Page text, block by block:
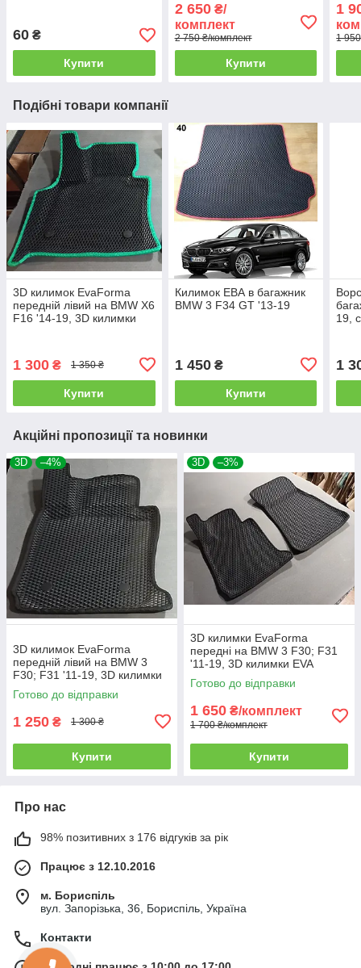
60 ₴
Купити
2 650₴/
комплект
2 750 ₴/комплект
Купити
1
1
Подібні товари компанії
3D килимок EvaForma
передній лівий на BMW X6
F16 '14-19, 3D килимки
1 300 ₴ 1 350 ₴
Купити
Килимок ЕВА в багажник
BMW 3 F34 GT '13-19
1 450₴
Купити
19,
1
Акційні пропозиції та новинки
3D –4%
3D килимок EvaForma
передній лівий на BMW 3
F30; F31 '11-19, 3D килимки
EVA
Готово до відправки
1 250 ₴ 1 300 ₴
Купити
3D –3%
3D килимки EvaForma
передні на BMW 3 F30; F31
'11-19, 3D килимки EVA
Готово до відправки
1 650 ₴/комплект
1 700 ₴/комплект
Купити
Про нас
98% позитивних з 176 відгуків за рік
Працює з 12.10.2016
м. Бориспіль
вул. Запорізька, 36, Бориспіль, Україна
Контакти